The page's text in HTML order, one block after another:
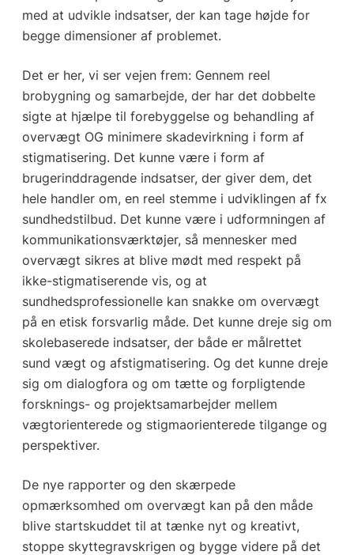
med at udvikle indsatser, der kan tage højde for
begge dimensioner af problemet.
Det er her, vi ser vejen frem: Gennem reel
brobygning og samarbejde, der har det dobbelte
sigte at hjælpe til forebyggelse og behandling af
overvægt OG minimere skadevirkning i form af
stigmatisering. Det kunne være i form af
brugerinddragende indsatser, der giver dem, det
hele handler om, en reel stemme i udviklingen af fx
sundhedstilbud. Det kunne være i udformningen af
kommunikationsværktøjer, så mennesker med
overvægt sikres at blive mødt med respekt på
ikke-stigmatiserende vis, og at
sundhedsprofessionelle kan snakke om overvægt
på en etisk forsvarlig måde. Det kunne dreje sig om
skolebaserede indsatser, der både er målrettet
sund vægt og afstigmatisering. Og det kunne dreje
sig om dialogfora og om tætte og forpligtende
forsknings- og projektsamarbejder mellem
vægtorienterede og stigmaorienterede tilgange og
perspektiver.
De nye rapporter og den skærpede
opmærksomhed om overvægt kan på den måde
blive startskuddet til at tænke nyt og kreativt,
stoppe skyttegravskrigen og bygge videre på det